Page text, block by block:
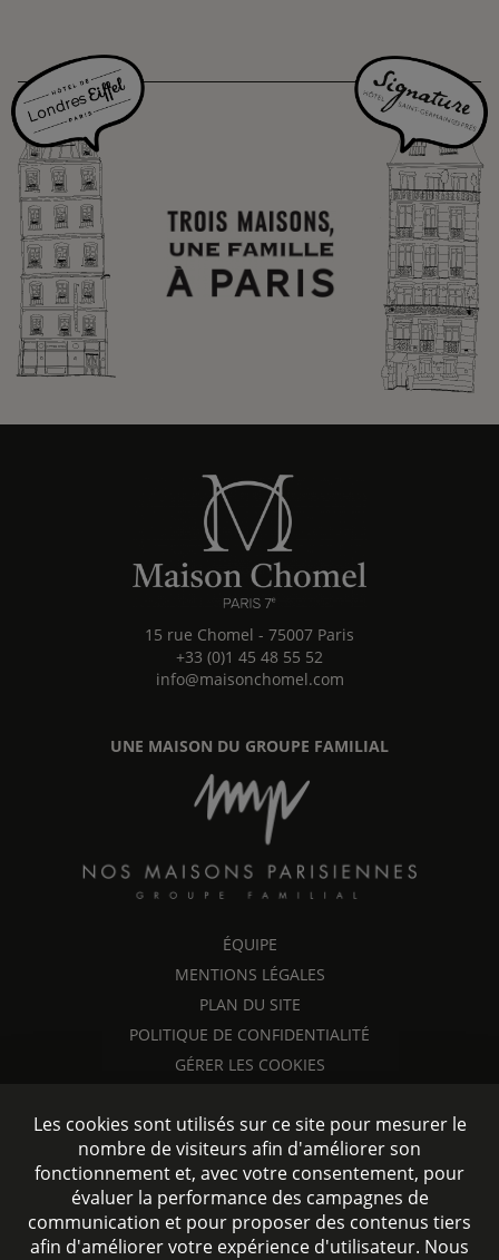
15 rue Chomel - 75007 Paris
+33 (0)1 45 48 55 52
info@maisonchomel.com
UNE MAISON DU GROUPE FAMILIAL
ÉQUIPE
MENTIONS LÉGALES
PLAN DU SITE
POLITIQUE DE CONFIDENTIALITÉ
GÉRER LES COOKIES
Les cookies sont utilisés sur ce site pour mesurer le
nombre de visiteurs afin d'améliorer son
fonctionnement et, avec votre consentement, pour
évaluer la performance des campagnes de
communication et pour proposer des contenus tiers
afin d'améliorer votre expérience d'utilisateur. Nous